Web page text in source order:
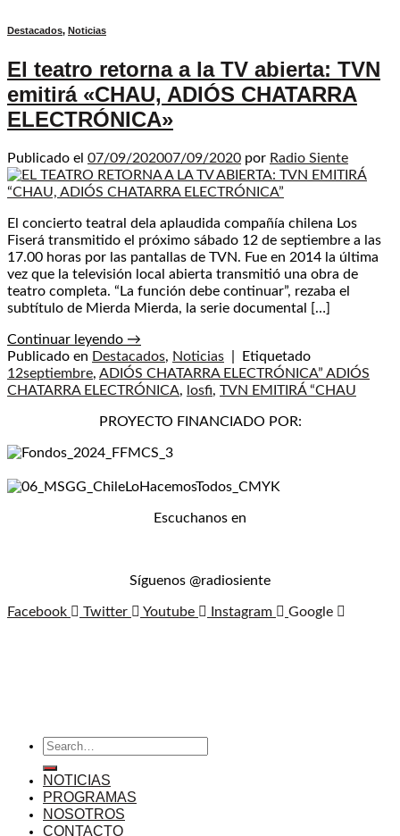
Destacados, Noticias
El teatro retorna a la TV abierta: TVN
emitirá «CHAU, ADIÓS CHATARRA
ELECTRÓNICA»
Publicado el 07/09/202007/09/2020 por Radio Siente
El concierto teatral dela aplaudida compañía chilena Los
Fiserá transmitido el próximo sábado 12 de septiembre a las
17.00 horas por las pantallas de TVN. Fue en 2014 la última
vez que la televisión local abierta transmitió una obra de
teatro completa. “La función debe continuar”, rezaba el
subtítulo de Mierda Mierda, la serie documental […]
Continuar leyendo →
Publicado en Destacados, Noticias
Etiquetado
12septiembre, ADIÓS CHATARRA ELECTRÓNICA” ADIÓS
CHATARRA ELECTRÓNICA, losfi, TVN EMITIRÁ “CHAU
PROYECTO FINANCIADO POR:
Escuchanos en
Síguenos @radiosiente
Facebook Twitter Youtube Instagram Google
NOTICIAS
PROGRAMAS
NOSOTROS
CONTACTO